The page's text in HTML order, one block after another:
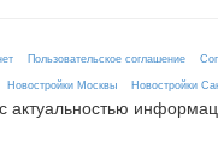
Пользовательское соглашение
Новостройки Москвы Новостройки
актуальностью